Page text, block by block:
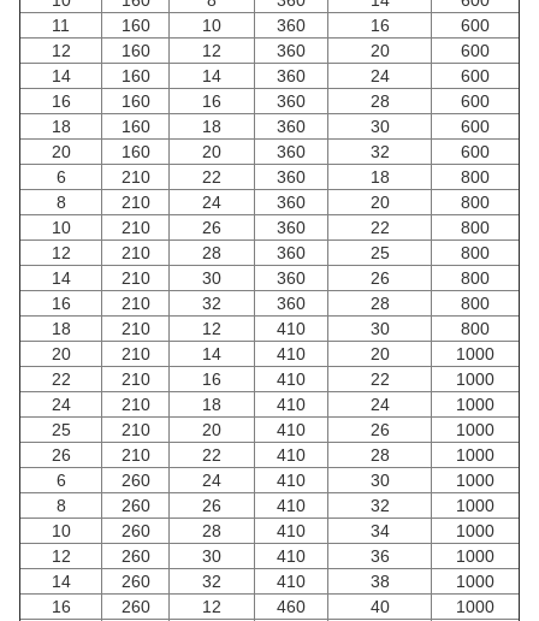
11
160 10 360 16
600
12
160 12 360 20
600
14
160 14 360 24
600
16
160 16 360 28
600
18
160 18 360 30
600
20
160 20 360 32
600
6
210 22 360 18
800
8
210 24 360 20
800
10
210 26 360 22
800
12
210 28 360 25
800
14
210 30 360 26
800
16
210 32 360 28
800
18
210 12 410 30
800
20
210 14 410 20
1000
22
210 16 410 22
1000
24
210 18 410 24
1000
25
210 20 410 26
1000
26
210 22 410 28
1000
6
260 24 410 30
1000
8
260 26 410 32
1000
10
260 28 410 34
1000
12
260 30 410 36
1000
14
260 32 410 38
1000
16
260 12 460 40
1000